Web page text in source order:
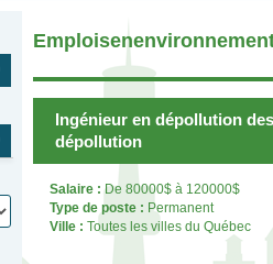
Ingénieur en dépollution
dépollution
Salaire : De 80000$ à 120000$
Type de poste : Permanent
Ville : Toutes les villes du Québec